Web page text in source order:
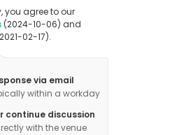
you agree to our
(2024-10-06) and
02-17).
via email
within a workday
continue discussion
with the venue